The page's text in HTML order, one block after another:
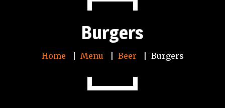
Burgers
Home Menu Beer Burgers